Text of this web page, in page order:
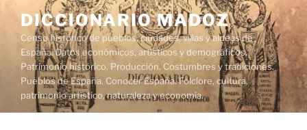
contenido
DICCIONARIO MADOZ
Censo histórico de pueblos, ciudades, villas y aldeas de
España. Datos económicos, artísticos y demográficos.
Patrimonio histórico. Producción. Costumbres y tradiciones.
Pueblos de España. Conocer España. Folclore, cultura,
patrimonio artístico, naturaleza y economía.